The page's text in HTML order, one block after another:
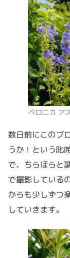
ベロニカ ア
数日前にこのブ
うか！という叱
で、ちらほらと
で撮影している
からも少しずつ
していきます。